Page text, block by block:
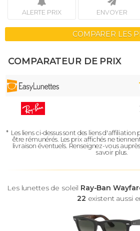
ALERTE PRIX ENVOYER
COMPARER LES
COMPARATEUR DE PRIX
* Les liens ci-dessus sont des liens
être rémunérés. Les prix affichés ne
livraison éventuels. Renseignez-vous
savoir plus.
Les lunettes de soleil Ray-Ban
22 existent aussi